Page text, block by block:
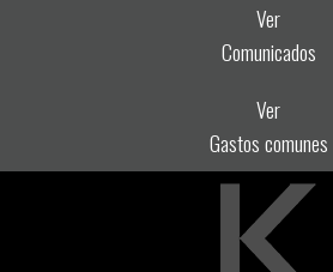
Ver
Comunicados
Ver
Gastos comunes